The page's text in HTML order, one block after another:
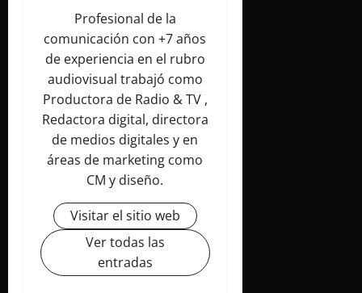
Profesional de la
comunicación con +7 años
de experiencia en el rubro
audiovisual trabajó como
Productora de Radio & TV ,
Redactora digital, directora
de medios digitales y en
áreas de marketing como
CM y diseño.
Visitar el sitio web
Ver todas las
entradas